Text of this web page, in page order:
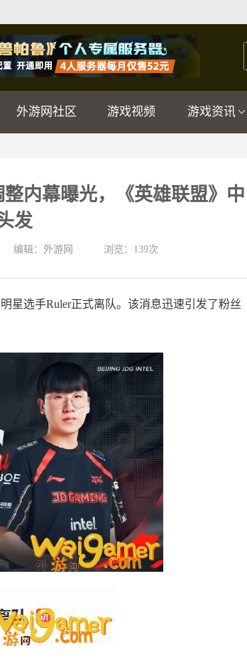
外游网社区 游戏视频 游戏资讯
内幕曝光，《英雄联盟》中
发
编辑：外游网 浏览： 139次
星选手Ruler正式离队。该消息迅速引发了粉丝